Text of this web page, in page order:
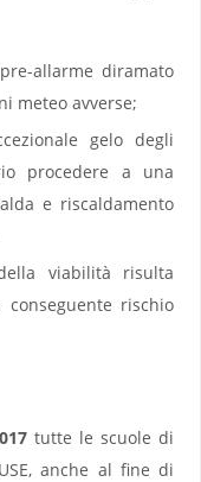
allarme diramato
meteo avverse;
gelo degli
procedere a una
e riscaldamento
viabilità risulta
rischio
tutte le scuole di
anche al fine di